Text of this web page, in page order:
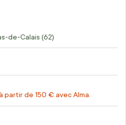
de-Calais (62)
partir de 150 € avec Alma.